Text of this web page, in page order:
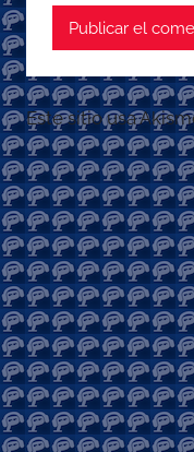
Este sitio usa